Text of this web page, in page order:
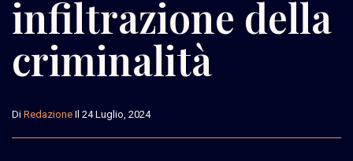
infiltrazione della
criminalità
Di Redazione Il 24 Luglio, 2024